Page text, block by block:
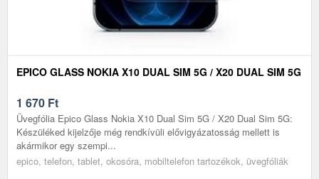
EPICO GLASS NOKIA X10 DUAL SIM 5G / X20 DUAL SIM 5G
1 670 Ft
Üvegfólia Epico Glass Nokia X10 Dual Sim 5G / X20 Dual Sim 5G:
Készüléked kijelzője még rendkívüli elővigyázatosság mellett is
akármikor egy szempi...
epico, telefon, tablet, okosóra, mobiltelefon tartozékok, üvegfóliák